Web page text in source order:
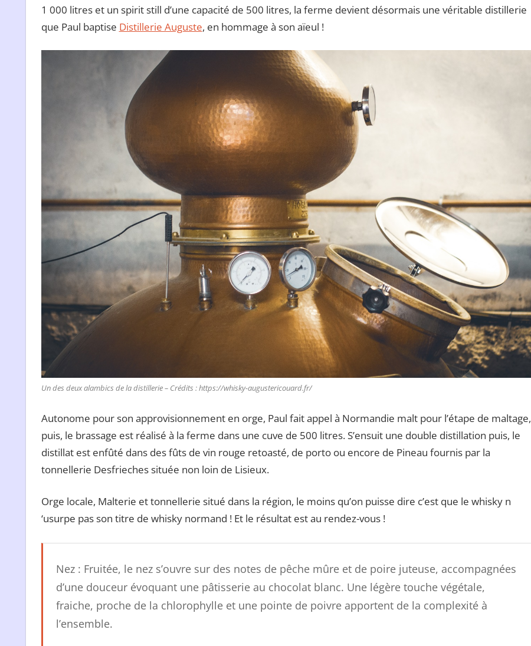
1 000 litres et un spirit still d’une capacité de 500 litres, la ferme devient désormais une véritable distillerie
que Paul baptise Distillerie Auguste, en hommage à son aïeul !
Un des deux alambics de la distillerie – Crédits : https://whisky-augustericouard.fr/
Autonome pour son approvisionnement en orge, Paul fait appel à Normandie malt pour l’étape de maltage,
puis, le brassage est réalisé à la ferme dans une cuve de 500 litres. S’ensuit une double distillation puis, le
distillat est enfûté dans des fûts de vin rouge retoasté, de porto ou encore de Pineau fournis par la
tonnellerie Desfrieches située non loin de Lisieux.
Orge locale, Malterie et tonnellerie situé dans la région, le moins qu’on puisse dire c’est que le whisky n
‘usurpe pas son titre de whisky normand ! Et le résultat est au rendez-vous !
Nez : Fruitée, le nez s’ouvre sur des notes de pêche mûre et de poire juteuse, accompagnées
d’une douceur évoquant une pâtisserie au chocolat blanc. Une légère touche végétale,
fraiche, proche de la chlorophylle et une pointe de poivre apportent de la complexité à
l’ensemble.